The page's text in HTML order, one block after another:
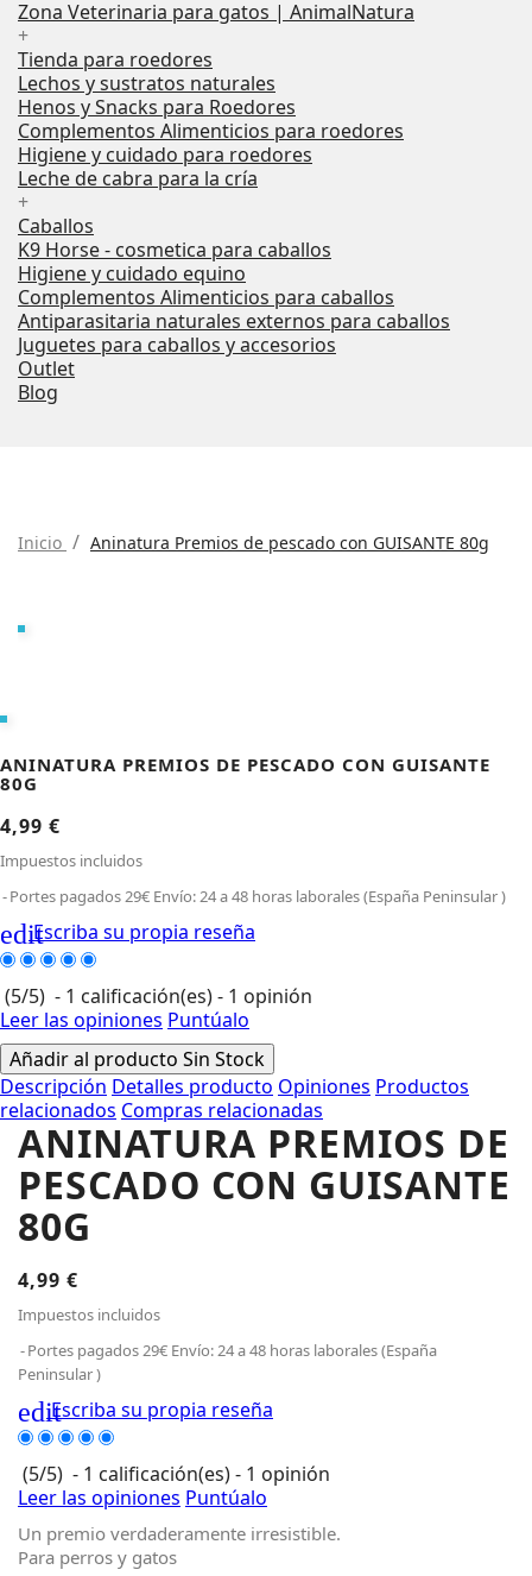
Zona Veterinaria para gatos | AnimalNatura
+
Tienda para roedores
Lechos y sustratos naturales
Henos y Snacks para Roedores
Complementos Alimenticios para roedores
Higiene y cuidado para roedores
Leche de cabra para la cría
+
Caballos
K9 Horse - cosmetica para caballos
Higiene y cuidado equino
Complementos Alimenticios para caballos
Antiparasitaria naturales externos para caballos
Juguetes para caballos y accesorios
Outlet
Blog
Inicio Aninatura Premios de pescado con GUISANTE 80g
ANINATURA PREMIOS DE PESCADO CON GUISANTE
80G
4,99 €
Impuestos incluidos
Portes pagados 29€ Envío: 24 a 48 horas laborales (España Peninsular )
editEscriba su propia reseña
(5/5) - 1 calificación(es) - 1 opinión
Leer las opiniones Puntúalo
Añadir al producto Sin Stock
Descripción Detalles producto Opiniones Productos
relacionados Compras relacionadas
ANINATURA PREMIOS DE
PESCADO CON GUISANTE
80G
4,99 €
Impuestos incluidos
Portes pagados 29€ Envío: 24 a 48 horas laborales (España
Peninsular )
editEscriba su propia reseña
(5/5) - 1 calificación(es) - 1 opinión
Leer las opiniones Puntúalo
Un premio verdaderamente irresistible.
Para perros y gatos